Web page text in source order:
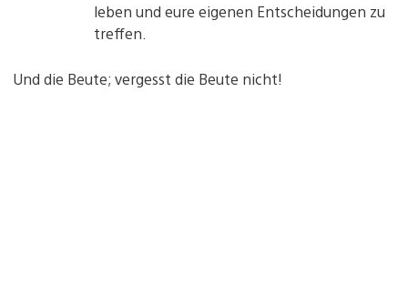
leben und eure eigenen Entscheidungen zu
treffen.
Und die Beute; vergesst die Beute nicht!